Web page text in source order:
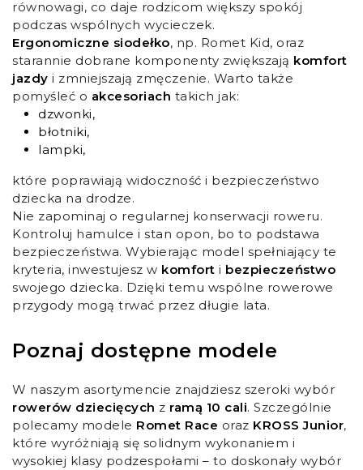
równowagi, co daje rodzicom większy spokój
podczas wspólnych wycieczek.
Ergonomiczne siodełko, np. Romet Kid, oraz
starannie dobrane komponenty zwiększają komfort
jazdy i zmniejszają zmęczenie. Warto także
pomyśleć o akcesoriach takich jak:
dzwonki,
błotniki,
lampki,
które poprawiają widoczność i bezpieczeństwo
dziecka na drodze.
Nie zapominaj o regularnej konserwacji roweru.
Kontroluj hamulce i stan opon, bo to podstawa
bezpieczeństwa. Wybierając model spełniający te
kryteria, inwestujesz w komfort i bezpieczeństwo
swojego dziecka. Dzięki temu wspólne rowerowe
przygody mogą trwać przez długie lata.
Poznaj dostępne modele
W naszym asortymencie znajdziesz szeroki wybór
rowerów dziecięcych z ramą 10 cali. Szczególnie
polecamy modele Romet Race oraz KROSS Junior,
które wyróżniają się solidnym wykonaniem i
wysokiej klasy podzespołami – to doskonały wybór